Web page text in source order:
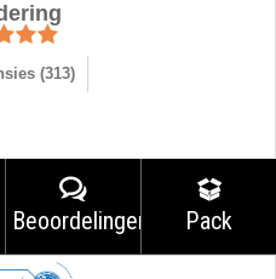
(313)
Beoordelingen Pack